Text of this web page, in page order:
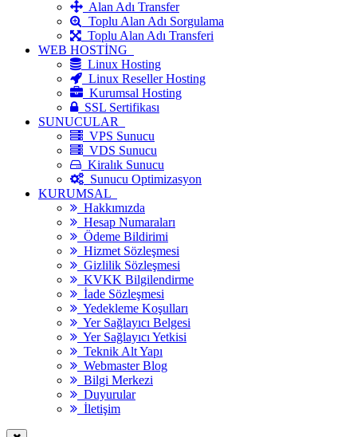
Alan Adı Transfer
Toplu Alan Adı Sorgulama
Toplu Alan Adı Transferi
WEB HOSTİNG
Linux Hosting
Linux Reseller Hosting
Kurumsal Hosting
SSL Sertifikası
SUNUCULAR
VPS Sunucu
VDS Sunucu
Kiralık Sunucu
Sunucu Optimizasyon
KURUMSAL
Hakkımızda
Hesap Numaraları
Ödeme Bildirimi
Hizmet Sözleşmesi
Gizlilik Sözleşmesi
KVKK Bilgilendirme
İade Sözleşmesi
Yedekleme Koşulları
Yer Sağlayıcı Belgesi
Yer Sağlayıcı Yetkisi
Teknik Alt Yapı
Webmaster Blog
Bilgi Merkezi
Duyurular
İletişim